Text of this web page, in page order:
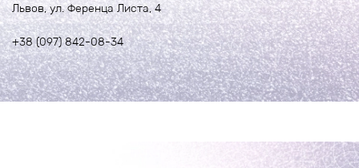
Львов, ул. Ференца Листа, 4
+38 (097) 842-08-34